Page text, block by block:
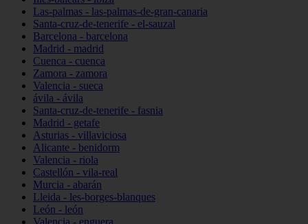
Las-palmas - las-palmas-de-gran-canaria
Santa-cruz-de-tenerife - el-sauzal
Barcelona - barcelona
Madrid - madrid
Cuenca - cuenca
Zamora - zamora
Valencia - sueca
ávila - ávila
Santa-cruz-de-tenerife - fasnia
Madrid - getafe
Asturias - villaviciosa
Alicante - benidorm
Valencia - riola
Castellón - vila-real
Murcia - abarán
Lleida - les-borges-blanques
León - león
Valencia - enguera